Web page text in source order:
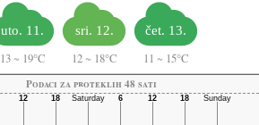
uto. 11.
13 ~ 19°C
sri. 12.
12 ~ 18°C
čet. 13.
11 ~ 15°C
Podaci za proteklih 48 sati